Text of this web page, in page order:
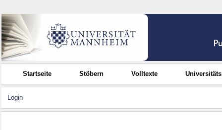
Startseite Stöbern Volltexte
Login